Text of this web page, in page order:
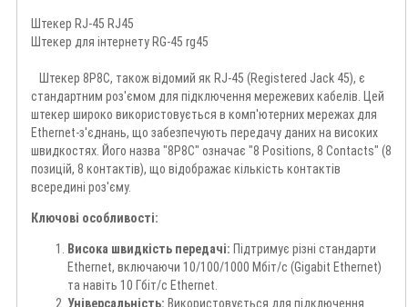
Штекер RJ-45 RJ45
Штекер для інтернету RG-45 rg45
Штекер 8P8C, також відомий як RJ-45 (Registered Jack 45), є
стандартним роз'ємом для підключення мережевих кабелів. Цей
штекер широко використовується в комп'ютерних мережах для
Ethernet-з'єднань, що забезпечують передачу даних на високих
швидкостях. Його назва "8P8C" означає "8 Positions, 8 Contacts" (8
позицій, 8 контактів), що відображає кількість контактів
всередині роз'єму.
Ключові особливості:
Висока швидкість передачі: Підтримує різні стандарти
Ethernet, включаючи 10/100/1000 Мбіт/с (Gigabit Ethernet)
та навіть 10 Гбіт/с Ethernet.
Універсальність: Використовується для підключення